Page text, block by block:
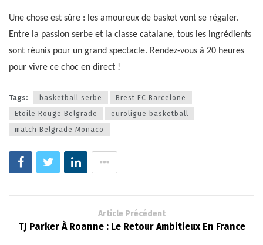
Une chose est sûre : les amoureux de basket vont se régaler.
Entre la passion serbe et la classe catalane, tous les ingrédients
sont réunis pour un grand spectacle. Rendez-vous à 20 heures
pour vivre ce choc en direct !
Tags: basketball serbe
Brest FC Barcelone
Etoile Rouge Belgrade
euroligue basketball
match Belgrade Monaco
Article Précédent
TJ Parker À Roanne : Le Retour Ambitieux En France